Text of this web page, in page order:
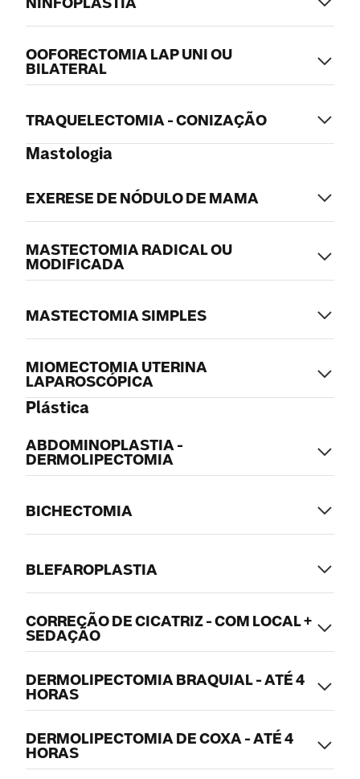
OOFORECTOMIA LAP UNI OU
BILATERAL
TRAQUELECTOMIA - CONIZAÇÃO
Mastologia
EXERESE DE NÓDULO DE MAMA
MASTECTOMIA RADICAL OU
MODIFICADA
MASTECTOMIA SIMPLES
MIOMECTOMIA UTERINA
LAPAROSCÓPICA
Plástica
ABDOMINOPLASTIA -
DERMOLIPECTOMIA
BICHECTOMIA
BLEFAROPLASTIA
CORREÇÃO DE CICATRIZ - COM LOCAL +
SEDAÇÃO
DERMOLIPECTOMIA BRAQUIAL - ATÉ 4
HORAS
DERMOLIPECTOMIA DE COXA - ATÉ 4
HORAS